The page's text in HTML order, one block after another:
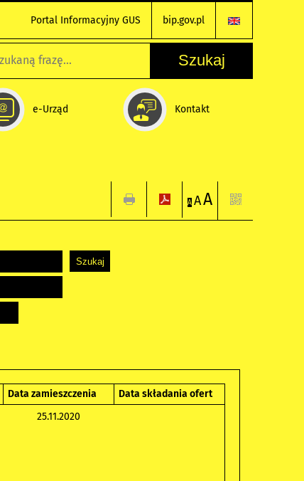
Portal Informacyjny GUS bip.gov.pl
e-Urząd Kontakt
A AA
Data zamieszczenia
Data składania ofert
25.11.2020